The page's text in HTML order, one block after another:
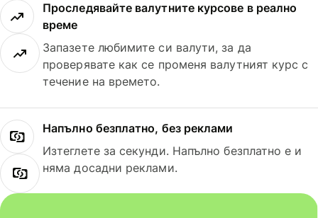
Проследявайте валутните курсове в реално
време
Запазете любимите си валути, за да
проверявате как се променя валутният курс с
течение на времето.
Напълно безплатно, без реклами
Изтеглете за секунди. Напълно безплатно е и
няма досадни реклами.